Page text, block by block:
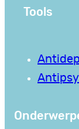
Tools